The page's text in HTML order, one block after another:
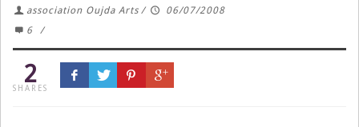
association Oujda Arts /
06/07/2008
6
/
2
SHARES